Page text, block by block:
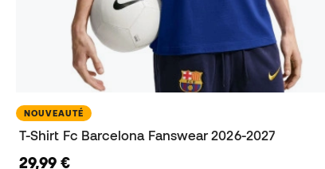
NOUVEAUTÉ
T-Shirt Fc Barcelona Fanswear 2026-2027
29,99 €